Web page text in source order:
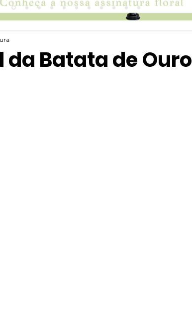
da Batata de Ouro